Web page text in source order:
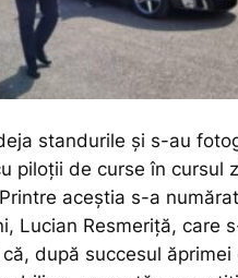
standurile și s-au
piloții de curse în cursul
aceștia s-a
Lucian Resmeriță, care
după succesul ăprimei